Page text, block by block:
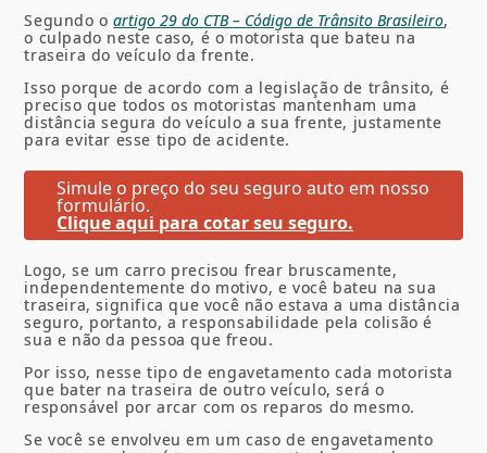
Segundo oartigo 29 do CTB – Código de Trânsito Brasileiro,
o culpado neste caso, é o motorista que bateu na
traseira do veículo da frente.
Isso porque de acordo com a legislação de trânsito, é
preciso que todos os motoristas mantenham uma
distância segura do veículo a sua frente, justamente
para evitar esse tipo de acidente.
Simule o preço do seu seguro auto em nosso
formulário.
Clique aqui para cotar seu seguro.
Logo, se um carro precisou frear bruscamente,
independentemente do motivo, e você bateu na sua
traseira, significa que você não estava a uma distância
seguro, portanto, a responsabilidade pela colisão é
sua e não da pessoa que freou.
Por isso, nesse tipo de engavetamento cada motorista
que bater na traseira de outro veículo, será o
responsável por arcar com os reparos do mesmo.
Se você se envolveu em um caso de engavetamento